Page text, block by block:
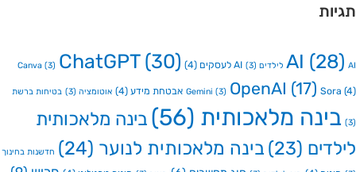
AI
(3) AI לעסקים (4)
Canva(3) ChatGPT(30)
Gemini(3) OpenAI(17) אבטחת מידע (4) אוטומציה(3) בטיחות ברשת
מלאכותית(56)
בינה מלאכותית
(23) בינה מלאכותית לנוער(24) חדשנות בחינוך